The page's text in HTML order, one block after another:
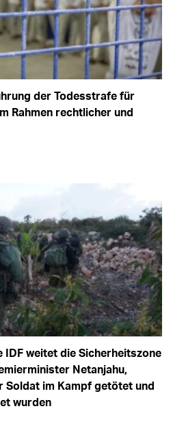
der Todesstrafe für
Rahmen rechtlicher und
IDF weitet die Sicherheitszone
Netanjahu,
Soldat im Kampf getötet und
wurden